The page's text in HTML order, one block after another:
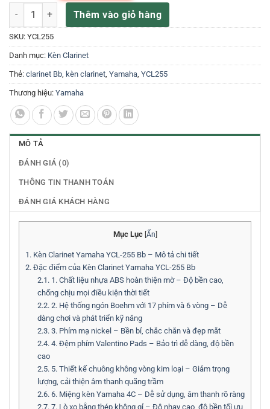
Kèn Clarinet Yamaha YCL-255 Bb số lượng
Thêm vào giỏ hàng
SKU: YCL255
Danh mục: Kèn Clarinet
Thẻ: clarinet Bb, kèn clarinet, Yamaha, YCL255
Thương hiệu: Yamaha
MÔ TẢ
ĐÁNH GIÁ (0)
THÔNG TIN THANH TOÁN
ĐÁNH GIÁ KHÁCH HÀNG
Mục Lục [Ẩn]
1. Kèn Clarinet Yamaha YCL-255 Bb – Mô tả chi tiết
2. Đặc điểm của Kèn Clarinet Yamaha YCL-255 Bb
2.1. 1. Chất liệu nhựa ABS hoàn thiện mờ – Độ bền cao,
chống chịu mọi điều kiện thời tiết
2.2. 2. Hệ thống ngón Boehm với 17 phím và 6 vòng – Dễ
dàng chơi và phát triển kỹ năng
2.3. 3. Phím mạ nickel – Bền bỉ, chắc chắn và đẹp mắt
2.4. 4. Đệm phím Valentino Pads – Bảo trì dễ dàng, độ bền
cao
2.5. 5. Thiết kế chuông không vòng kim loại – Giảm trọng
lượng, cải thiện âm thanh quãng trầm
2.6. 6. Miệng kèn Yamaha 4C – Dễ sử dụng, âm thanh rõ ràng
2.7. 7. Lò xo bằng thép không gỉ – Độ nhạy cao, độ bền tối ưu